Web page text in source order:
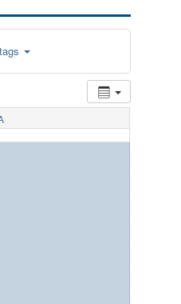
tags